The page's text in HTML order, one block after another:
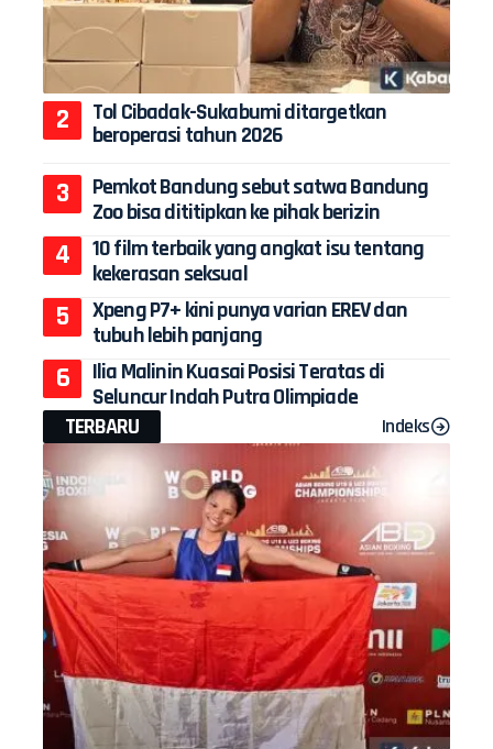
Tol Cibadak-Sukabumi ditargetkan
beroperasi tahun 2026
Pemkot Bandung sebut satwa Bandung
Zoo bisa dititipkan ke pihak berizin
10 film terbaik yang angkat isu tentang
kekerasan seksual
Xpeng P7+ kini punya varian EREV dan
tubuh lebih panjang
Ilia Malinin Kuasai Posisi Teratas di
Seluncur Indah Putra Olimpiade
TERBARU
Indeks